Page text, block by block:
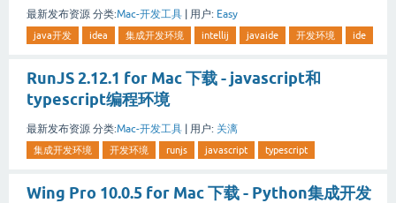
最新发布资源 分类:Mac-开发工具 | 用户: Easy
java开发 idea 集成开发环境 intellij javaide 开发环境 ide
RunJS 2.12.1 for Mac 下载 - javascript和
typescript编程环境
最新发布资源 分类:Mac-开发工具 | 用户: 关漓
集成开发环境 开发环境 runjs javascript typescript
Wing Pro 10.0.5 for Mac 下载 - Python集成开发